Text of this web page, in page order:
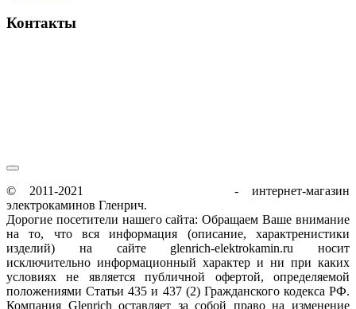
Контакты
© 2011-2021
- интернет-магазин
электрокаминов Гленрич.
Дорогие посетители нашего сайта: Обращаем Ваше внимание
на то, что вся информация (описание, характренистики
изделий) на сайте glenrich-elektrokamin.ru носит
исключительно информационный характер и ни при каких
условиях не является публичной офертой, определяемой
положениями Статьи 435 и 437 (2) Гражданского кодекса РФ.
Компания Glenrich оставляет за собой право на изменение